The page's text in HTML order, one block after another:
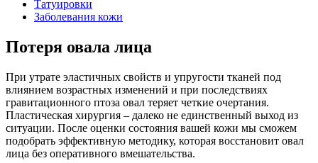
Татуировки
Заболевания кожи
Потеря овала лица
При утрате эластичных свойств и упругости тканей под
влиянием возрастных изменений и при последствиях
гравитационного птоза овал теряет четкие очертания.
Пластическая хирургия – далеко не единственный выход из
ситуации. После оценки состояния вашей кожи мы сможем
подобрать эффективную методику, которая восстановит овал
лица без оперативного вмешательства.